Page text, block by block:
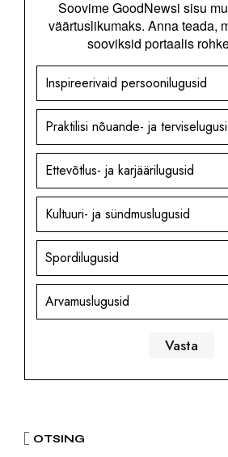
Soovime GoodNewsi sisu
väärtuslikumaks. Anna teada,
sooviksid portaalis
Inspireerivaid persoonilugusid
Praktilisi nõuande- ja
Ettevõtlus- ja karjäärilugusid
Kultuuri- ja sündmuslugusid
Spordilugusid
Arvamuslugusid
OTSING